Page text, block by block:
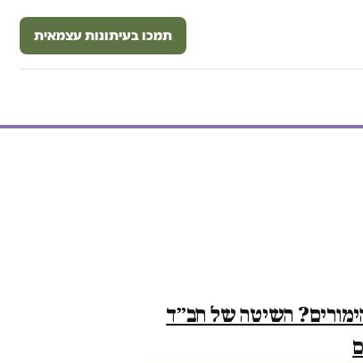
תמכו בעיתונות עצמאית
השיטה של חב״ד